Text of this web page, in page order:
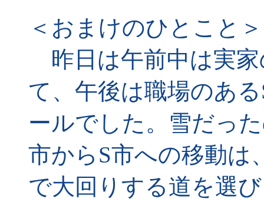
＜おまけのひとこと＞
昨日は午前中は実
て、午後は職場のあ
ールでした。雪だっ
市からS市への移動は
で大回りする道を選